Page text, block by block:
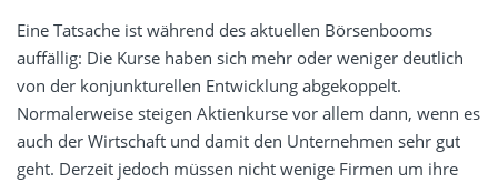
Eine Tatsache ist während des aktuellen Börsenbooms
auffällig: Die Kurse haben sich mehr oder weniger deutlich
von der konjunkturellen Entwicklung abgekoppelt.
Normalerweise steigen Aktienkurse vor allem dann, wenn es
auch der Wirtschaft und damit den Unternehmen sehr gut
geht. Derzeit jedoch müssen nicht wenige Firmen um ihre